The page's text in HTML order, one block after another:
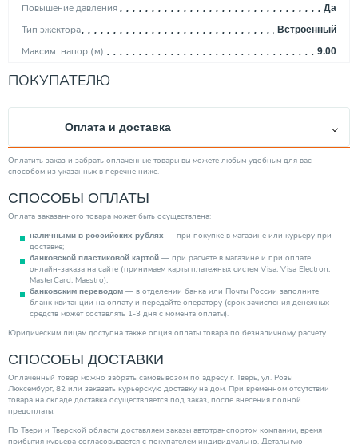
Повышение давления Да
Тип эжектора Встроенный
Максим. напор (м) 9.00
Страна производитель
Ширина (мм) 105.00
Тип насоса
Глубина (мм)
Уровень шума (дБ)
Вес товара, нетто (кг)
Вид насоса Циркуляционный
Мощность (кВт) 0.10
Качество воды
Категория Насосы
ПОКУПАТЕЛЮ
Оплата и доставка
Оплатить заказ и забрать оплаченные товары вы можете любым удобным для вас
способом из указанных в перечне ниже.
СПОСОБЫ ОПЛАТЫ
Оплата заказанного товара может быть осуществлена:
наличными в российских рублях — при покупке в магазине или курьеру при
доставке;
банковской пластиковой картой — при расчете в магазине и при оплате
онлайн-заказа на сайте (принимаем карты платежных систем Visa, Visa Electron,
MasterCard, Maestro);
банковским переводом — в отделении банка или Почты России заполните
бланк квитанции на оплату и передайте оператору (срок зачисления денежных
средств может составлять 1-3 дня с момента оплаты).
Юридическим лицам доступна также опция оплаты товара по безналичному расчету.
СПОСОБЫ ДОСТАВКИ
Оплаченный товар можно забрать самовывозом по адресу г. Тверь, ул. Розы
Люксембург, 82 или заказать курьерскую доставку на дом. При временном отсутствии
товара на складе доставка осуществляется под заказ, после внесения полной
предоплаты.
По Твери и Тверской области доставляем заказы автотранспортом компании, время
прибытия курьера согласовывается с покупателем индивидуально. Детальную